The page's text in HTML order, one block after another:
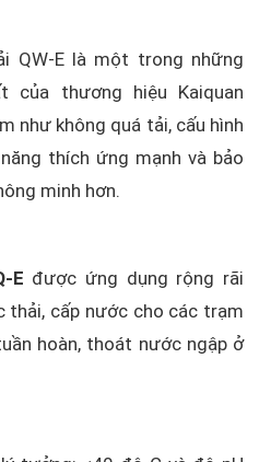
QW-E là một trong những
của thương hiệu Kaiquan
như không quá tải, cấu hình
thích ứng mạnh và bảo
minh hơn.
E được ứng dụng rộng rãi
thải, cấp nước cho các trạm
hoàn, thoát nước ngập ở